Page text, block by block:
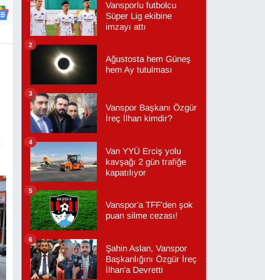
Vansporlu futbolcu
Süper Lig ekibine
imzayı attı
Ağustosta hem Güneş
hem Ay tutulması
2
Vanspor Başkanı Özgür
İreç İlhan kimdir?
3
Van YYÜ Erciş yolu
kavşağı 2 gün trafiğe
kapatılıyor
4
Vanspor'a TFF'den şok
puan silme cezası!
5
Şahin Aslan, Vanspor
Başkanlığını Özgür İreç
İlhan'a Devretti
6